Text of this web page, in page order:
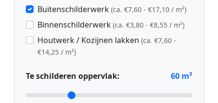
Buitenschilderwerk (ca. €7,60 - €17,10 / m²)
Binnenschilderwerk (ca. €3,80 - €8,55 / m²)
Houtwerk / Kozijnen lakken (ca. €7,60 -
€14,25 / m²)
Te schilderen oppervlak: 60 m²